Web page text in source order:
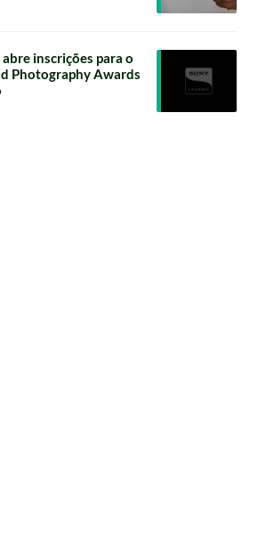
abre inscrições para o
Photography Awards